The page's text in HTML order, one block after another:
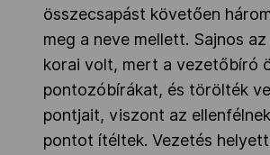
összecsapást követően
meg a neve mellett. Sajnos
korai volt, mert a vezetőbíró
pontozóbírákat, és törölték
pontjait, viszont az
pontot ítéltek. Vezetés